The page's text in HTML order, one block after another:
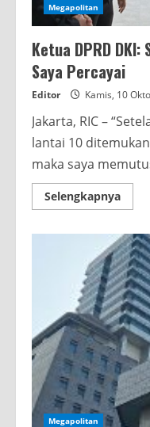
Megapolitan
Ketua DPRD
Saya Percayai
Editor Kamis, 10
Jakarta, RIC –
lantai 10
maka saya
SelengkapnyaRead
more
DPRD
DKI:
Saya
Saya
Megapolitan